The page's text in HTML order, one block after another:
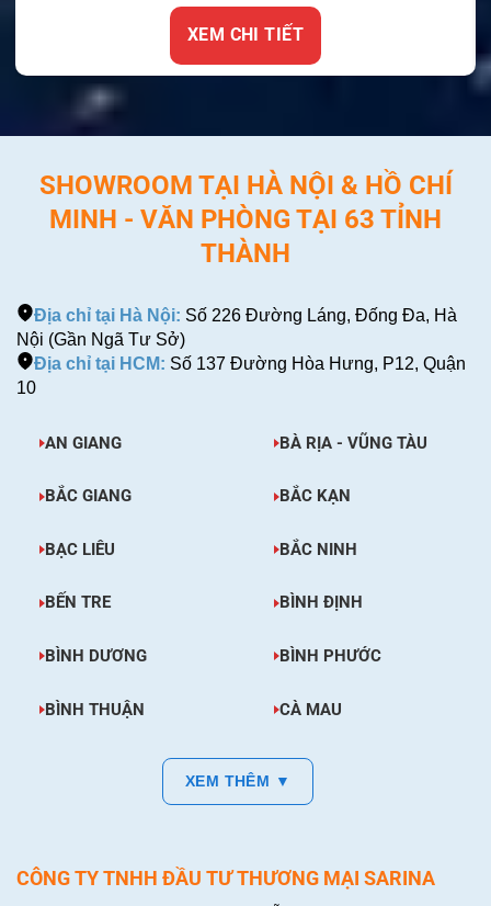
XEM CHI TIẾT
SHOWROOM TẠI HÀ NỘI & HỒ CHÍ
MINH - VĂN PHÒNG TẠI 63 TỈNH
THÀNH
Địa chỉ tại Hà Nội: Số 226 Đường Láng, Đống Đa, Hà
Nội (Gần Ngã Tư Sở)
Địa chỉ tại HCM: Số 137 Đường Hòa Hưng, P12, Quận
10
AN GIANG BÀ RỊA - VŨNG TÀU
BẮC GIANG BẮC KẠN
BẠC LIÊU BẮC NINH
BẾN TRE BÌNH ĐỊNH
BÌNH DƯƠNG BÌNH PHƯỚC
BÌNH THUẬN CÀ MAU
XEM THÊM ▼
CÔNG TY TNHH ĐẦU TƯ THƯƠNG MẠI SARINA